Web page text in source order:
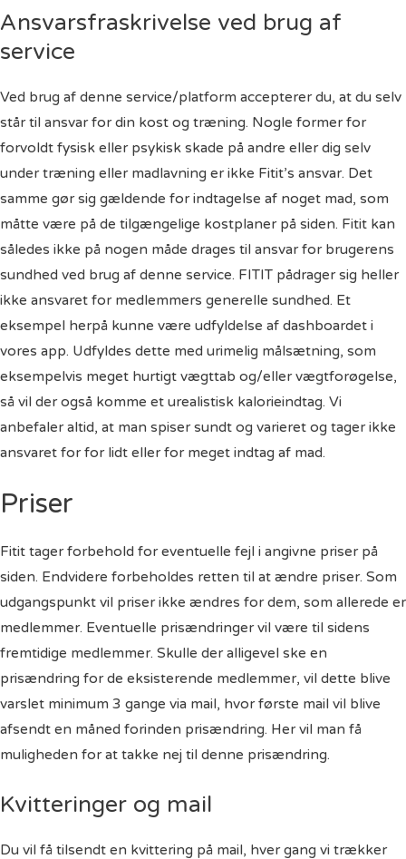
Ansvarsfraskrivelse ved brug af
service
Ved brug af denne service/platform accepterer du, at du selv
står til ansvar for din kost og træning. Nogle former for
forvoldt fysisk eller psykisk skade på andre eller dig selv
under træning eller madlavning er ikke Fitit’s ansvar. Det
samme gør sig gældende for indtagelse af noget mad, som
måtte være på de tilgængelige kostplaner på siden. Fitit kan
således ikke på nogen måde drages til ansvar for brugerens
sundhed ved brug af denne service. FITIT pådrager sig heller
ikke ansvaret for medlemmers generelle sundhed. Et
eksempel herpå kunne være udfyldelse af dashboardet i
vores app. Udfyldes dette med urimelig målsætning, som
eksempelvis meget hurtigt vægttab og/eller vægtforøgelse,
så vil der også komme et urealistisk kalorieindtag. Vi
anbefaler altid, at man spiser sundt og varieret og tager ikke
ansvaret for for lidt eller for meget indtag af mad.
Priser
Fitit tager forbehold for eventuelle fejl i angivne priser på
siden. Endvidere forbeholdes retten til at ændre priser. Som
udgangspunkt vil priser ikke ændres for dem, som allerede er
medlemmer. Eventuelle prisændringer vil være til sidens
fremtidige medlemmer. Skulle der alligevel ske en
prisændring for de eksisterende medlemmer, vil dette blive
varslet minimum 3 gange via mail, hvor første mail vil blive
afsendt en måned forinden prisændring. Her vil man få
muligheden for at takke nej til denne prisændring.
Kvitteringer og mail
Du vil få tilsendt en kvittering på mail, hver gang vi trækker